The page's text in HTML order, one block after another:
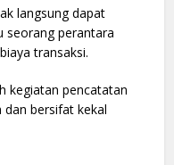
langsung dapat
seorang perantara
transaksi.
kegiatan pencatatan
bersifat kekal